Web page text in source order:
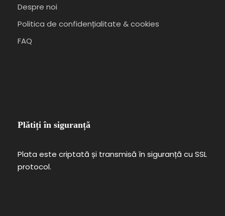
Despre noi
Politica de confidențialitate & cookies
FAQ
Plătiți în siguranță
Plata este criptată și transmisă în siguranță cu SSL
protocol.